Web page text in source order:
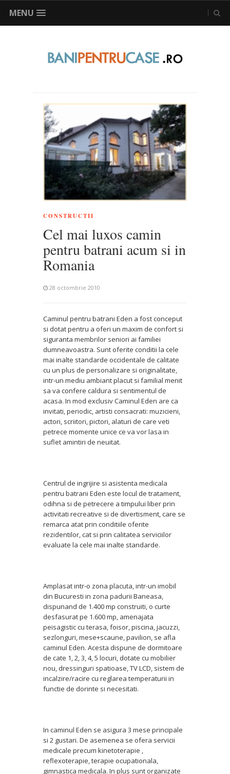
MENU
CONSTRUCTII
Cel mai luxos camin
pentru batrani acum si in
Romania
28 octombrie 2010
Caminul pentru batrani Eden a fost conceput
si dotat pentru a oferi un maxim de confort si
siguranta membrilor seniori ai familiei
dumneavoastra. Sunt oferite conditii la cele
mai inalte standarde occidentale de calitate
cu un plus de personalizare si originalitate,
intr-un mediu ambiant placut si familial menit
sa va confere caldura si sentimentul de
acasa. In mod exclusiv Caminul Eden are ca
invitati, periodic, artisti consacrati: muzicieni,
actori, scriitori, pictori, alaturi de care veti
petrece momente unice ce va vor lasa in
suflet amintiri de neuitat.
Centrul de ingrijire si asistenta medicala
pentru batrani Eden este locul de tratament,
odihna si de petrecere a timpului liber prin
activitati recreative si de divertisment, care se
remarca atat prin conditiile oferite
rezidentilor, cat si prin calitatea serviciilor
evaluate la cele mai inalte standarde.
Amplasat intr-o zona placuta, intr-un imobil
din Bucuresti in zona padurii Baneasa,
dispunand de 1.400 mp construiti, o curte
desfasurat pe 1.600 mp, amenajata
peisagistic cu terasa, foisor, piscina, jacuzzi,
sezlonguri, mese+scaune, pavilion, se afla
caminul Eden. Acesta dispune de dormitoare
de cate 1, 2, 3, 4, 5 locuri, dotate cu mobilier
nou, dressinguri spatioase, TV LCD, sistem de
incalzire/racire cu reglarea temperaturii in
functie de dorinte si necesitati.
In caminul Eden se asigura 3 mese principale
si 2 gustari. De asemenea se ofera servicii
medicale precum kinetoterapie ,
reflexoterapie, terapie ocupationala,
gimnastica medicala. In plus sunt organizate